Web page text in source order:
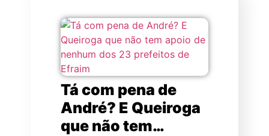
Tá com pena de
André? E Queiroga
que não tem…